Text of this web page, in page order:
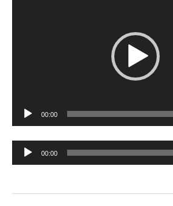
00:00
Audio-
Player
00:00